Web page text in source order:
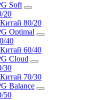
Soft
20
80/20
Optimal
40
60/40
Cloud
30
70/30
Balance
50